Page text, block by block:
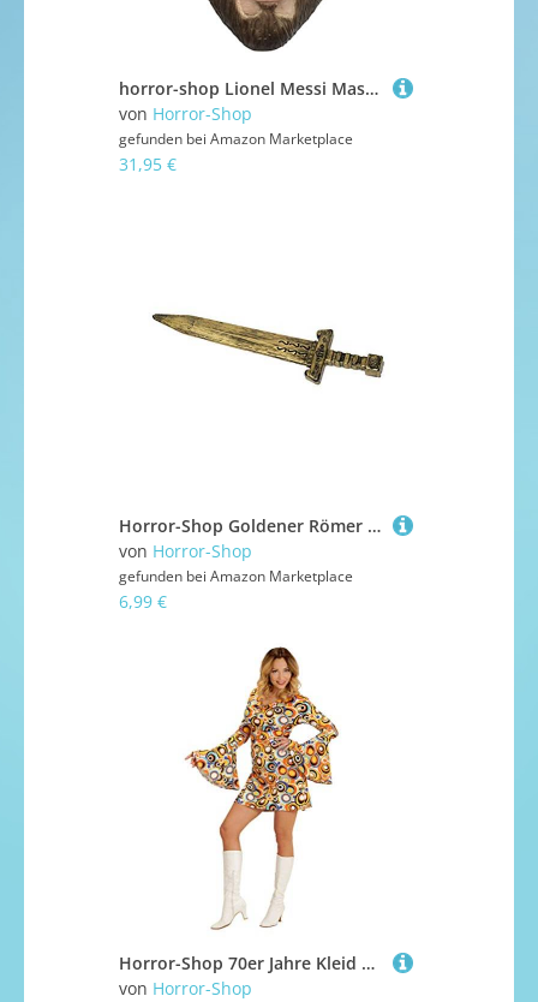
horror-shop Lionel Messi Maske für Fußballfans
von Horror-Shop
gefunden bei Amazon Marketplace
31,95 €
Horror-Shop Goldener Römer Dolch als Kostüm Zubehör
von Horror-Shop
gefunden bei Amazon Marketplace
6,99 €
Horror-Shop 70er Jahre Kleid Bubbles als Faschingskostüm für Damen XXL
von Horror-Shop